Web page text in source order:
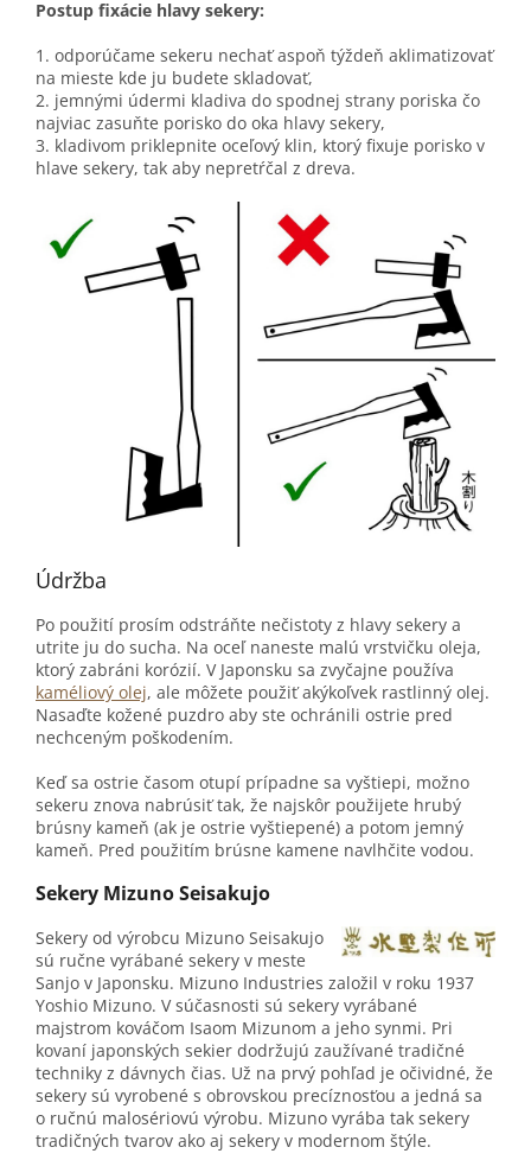
Postup fixácie hlavy sekery:
1. odporúčame sekeru nechať aspoň týždeň aklimatizovať
na mieste kde ju budete skladovať,
2. jemnými údermi kladiva do spodnej strany poriska čo
najviac zasuňte porisko do oka hlavy sekery,
3. kladivom priklepnite oceľový klin, ktorý fixuje porisko v
hlave sekery, tak aby nepretŕčal z dreva.
Údržba
Po použití prosím odstráňte nečistoty z hlavy sekery a
utrite ju do sucha. Na oceľ naneste malú vrstvičku oleja,
ktorý zabráni korózií. V Japonsku sa zvyčajne používa
kaméliový olej, ale môžete použiť akýkoľvek rastlinný olej.
Nasaďte kožené puzdro aby ste ochránili ostrie pred
nechceným poškodením.
Keď sa ostrie časom otupí prípadne sa vyštiepi, možno
sekeru znova nabrúsiť tak, že najskôr použijete hrubý
brúsny kameň (ak je ostrie vyštiepené) a potom jemný
kameň. Pred použitím brúsne kamene navlhčite vodou.
Sekery Mizuno Seisakujo
Sekery od výrobcu Mizuno Seisakujo
sú ručne vyrábané sekery v meste
Sanjo v Japonsku. Mizuno Industries založil v roku 1937
Yoshio Mizuno. V súčasnosti sú sekery vyrábané
majstrom kováčom Isaom Mizunom a jeho synmi. Pri
kovaní japonských sekier dodržujú zaužívané tradičné
techniky z dávnych čias. Už na prvý pohľad je očividné, že
sekery sú vyrobené s obrovskou precíznosťou a jedná sa
o ručnú malosériovú výrobu. Mizuno vyrába tak sekery
tradičných tvarov ako aj sekery v modernom štýle.